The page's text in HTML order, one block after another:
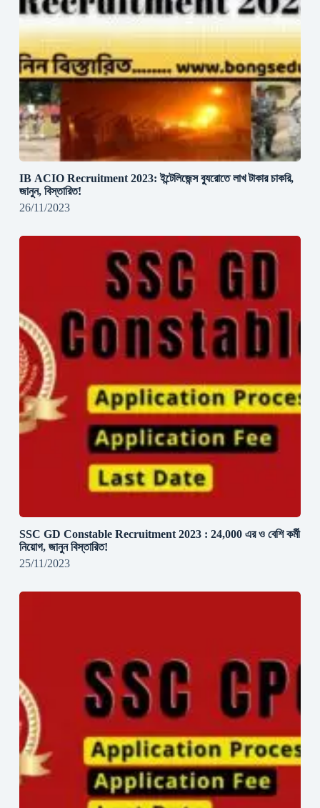
IB ACIO Recruitment 2023: ইন্টেলিজেন্স ব্যুরোতে লাখ টাকার চাকরি,
জানুন, বিস্তারিত!
26/11/2023
SSC GD Constable Recruitment 2023 : 24,000 এর ও বেশি কর্মী
নিয়োগ, জানুন বিস্তারিত!
25/11/2023